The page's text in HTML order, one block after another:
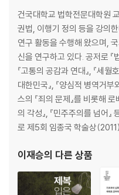
건국대학교 법학전문대학원
권법, 이행기 정의 등을 강의
연구 활동을 수행해 왔으며,
신을 연구하고 있다. 공저로 『
『고통의 공감과 연대』, 『세
대한민국』, 『양심적 병역거
스의 『죄의 문제』를 비롯해 로
의 각성』, 『민주주의를 넘어』
로 제5회 임종국 학술상
이재승의 다른 상품